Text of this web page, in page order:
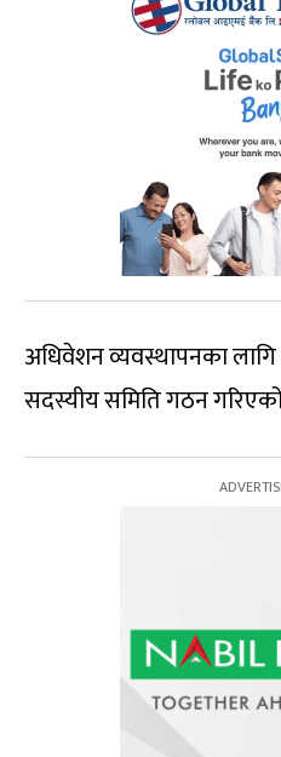
अधिवेशन व्यवस्थापनका
सदस्यीय समिति गठन